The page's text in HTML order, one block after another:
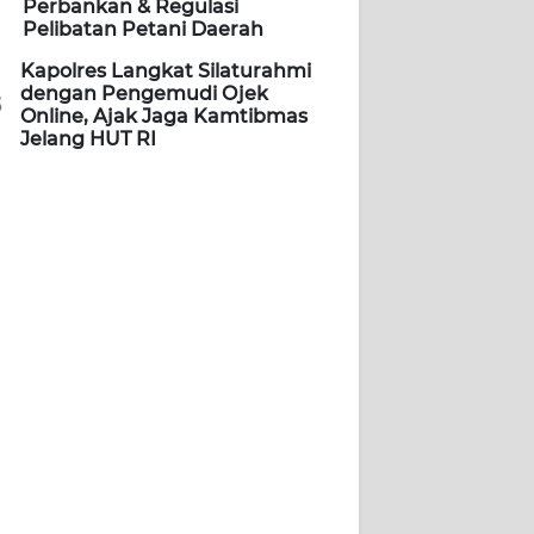
Perbankan & Regulasi
Pelibatan Petani Daerah
Kapolres Langkat Silaturahmi
dengan Pengemudi Ojek
Online, Ajak Jaga Kamtibmas
Jelang HUT RI